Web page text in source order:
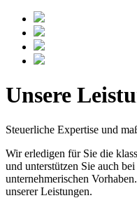
Unsere
Steuerliche Expertise und
Wir erledigen für Sie die
und unterstützen Sie auch
unternehmerischen
unserer Leistungen.